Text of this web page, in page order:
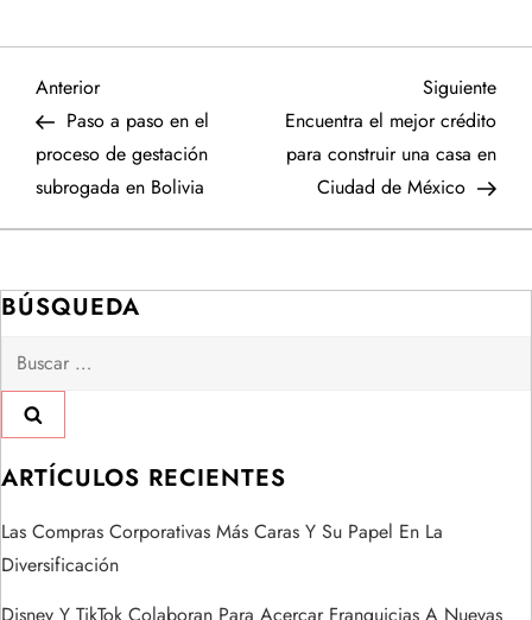
N
a
v
g
a
c
i
ó
n
Entrada
anterior
Anterior
Paso a paso en el
proceso de gestación
subrogada en Bolivia
Siguiente
Encuentra el mejor crédito
para construir una casa en
Ciudad de México
BÚSQUEDA
Buscar:
ARTÍCULOS RECIENTES
Las Compras Corporativas Más Caras Y Su Papel En La
Diversificación